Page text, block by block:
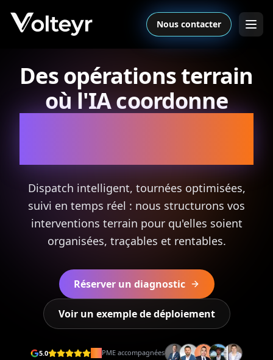
Nous contacter
Des opérations terrain
où l'IA coordonne
Dispatch intelligent, tournées optimisées,
suivi en temps réel : nous structurons vos
interventions terrain pour qu'elles soient
organisées, traçables et rentables.
Réserver un diagnostic
Voir un exemple de déploiement
5.0 PME accompagnées